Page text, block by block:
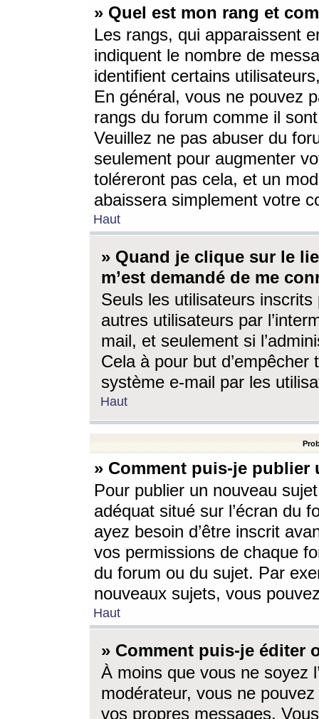
» Quel est mon rang et
Les rangs, qui apparaissent
indiquent le nombre de
identifient certains
En général, vous ne pouvez
rangs du forum comme il
Veuillez ne pas abuser du
seulement pour augmenter
toléreront pas cela, et un
abaissera simplement votre
Haut
» Quand je clique sur le
m’est demandé de me
Seuls les utilisateurs
autres utilisateurs par
mail, et seulement si
Cela à pour but
système e-mail par les
Haut
» Comment puis-je
Pour publier un nouveau
adéquat situé sur l’écran du
ayez besoin d’être inscrit
vos permissions de chaque
du forum ou du sujet. Par
nouveaux sujets, vous
Haut
» Comment puis-je éditer
À moins que vous ne soyez
modérateur, vous ne
vos propres messages.